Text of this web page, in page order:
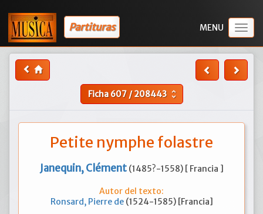
Partituras
Ficha607/208443 unfold_more
Petite nymphe folastre
Janequin, Clément (1485?-1558) [ Francia ]
Autor del texto:
Ronsard, Pierre de (1524-1585) [Francia]